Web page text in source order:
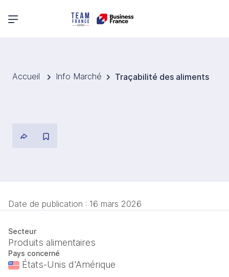
Menu principal
Accueil Info Marché Traçabilité des aliments
Date de publication : 16 mars 2026
Secteur
Produits alimentaires
Pays concerné
États-Unis d'Amérique